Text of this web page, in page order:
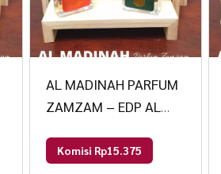
AL MADINAH PARFUM
ZAMZAM – EDP AL
50ml Kiswah
Komisi Rp15.375